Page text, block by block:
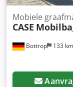
Bottrop 133 km
Mobiele
CASE